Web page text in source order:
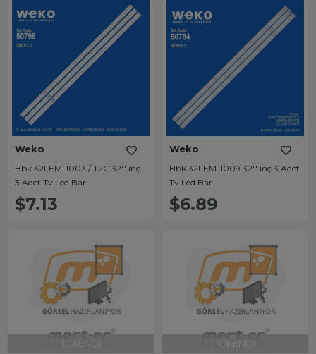
Weko
Bbk 32LEM-1003 / T2C 32'' inç
3 Adet Tv Led Bar
$7.13
Weko
Bbk 32LEM-1009 32'' inç 3 Adet
Tv Led Bar
$6.89
TÜKENDI TÜKENDI